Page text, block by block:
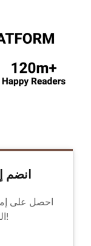
انضم
احصل على
اللياقة البدنية والتغذية لدينا!